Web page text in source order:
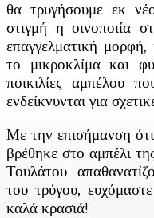
θα τρυγήσουμε εκ
στιγμή η οινοποιία
επαγγελματική
το μικροκλίμα και
ποικιλίες αμπέλου
ενδείκνυνται για
Με την επισήμανση
βρέθηκε στο αμπέλι
Τουλάτου
του τρύγου,
καλά κρασιά!